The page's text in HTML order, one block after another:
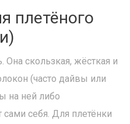
плетёного
Она скользкая, жёсткая и
(часто дайвы или
на ней либо
себя. Для плетёнки